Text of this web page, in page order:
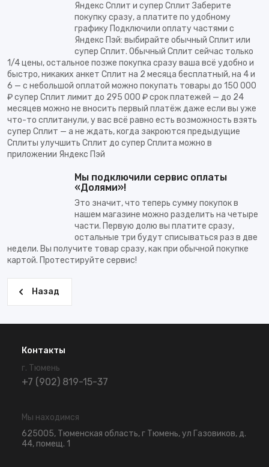
Яндекс Сплит и супер Сплит Заберите
покупку сразу, а платите по удобному
графику Подключили оплату частями с
Яндекс Пэй: выбирайте обычный Сплит или
супер Сплит. Обычный Сплит сейчас только
1/4 цены, остальное позже покупка сразу ваша всё удобно и
быстро, никаких анкет Сплит на 2 месяца бесплатный, на 4 и
6 — с небольшой оплатой можно покупать товары до 150 000
₽ супер Сплит лимит до 295 000 ₽ срок платежей — до 24
месяцев можно не вносить первый платёж даже если вы уже
что-то сплитанули, у вас всё равно есть возможность взять
супер Сплит — а не ждать, когда закроются предыдущие
Сплиты улучшить Сплит до супер Сплита можно в
приложении Яндекс Пэй
Мы подключили сервис оплаты
«Долями»!
Это значит, что теперь сумму покупок в
нашем магазине можно разделить на четыре
части. Первую долю вы платите сразу,
остальные три будут списываться раз в две
недели. Вы получите товар сразу, как при обычной покупке
картой. Протестируйте сервис!
Назад
Контакты
г. Тюмень
+7 (902) 819-15-37
Мы находимся
625005, Тюменская область, г Тюмень, ул Газовиков, д.
44, помещ. 1